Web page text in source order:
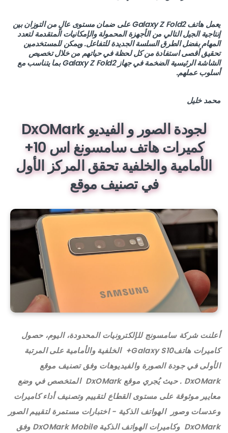
يعمل هاتف Galaxy Z Fold2 على ضمان مستوى عالٍ من التوزان بين
إنتاجية الجيل التالي من الأجهزة المحمولة والإمكانيات المتقدمة لتعدد
المهام بفضل الطرق السلسة الجديدة للتفاعل. ويمكن للمستخدمين
تحقيق أقصى استفادة من كل لحظة في حياتهم من خلال تخصيص
الشاشة الرئيسية الضخمة في جهاز Galaxy Z Fold2 بما يتناسب مع
أسلوب عملهم.
محمد خليل
لجودة الصور و الفيديو DxOMark
كميرات هاتف سامسونغ اس 10+
الأمامية والخلفية تحقق المركز الأول
في تصنيف موقع
أعلنت شركة سامسونج للإلكترونيات المحدودة، اليوم، حصول
كاميرات هاتفGalaxy S10+ الخلفية والأمامية على المرتبة
الأولى في جودة الصورة والفيديوهات وفق تصنيف موقع
DxOMark . حيث يُجري موقع DxOMark المتخصص في وضع
معايير موثوقة على مستوى القطاع لتقييم وتصنيف أداء كاميرات
وعدسات وصور الهواتف الذكية - اختبارات مستمرة لتقييم الصور
DxOMark وكاميرات الهواتف الذكية DxOMark Mobile وفق